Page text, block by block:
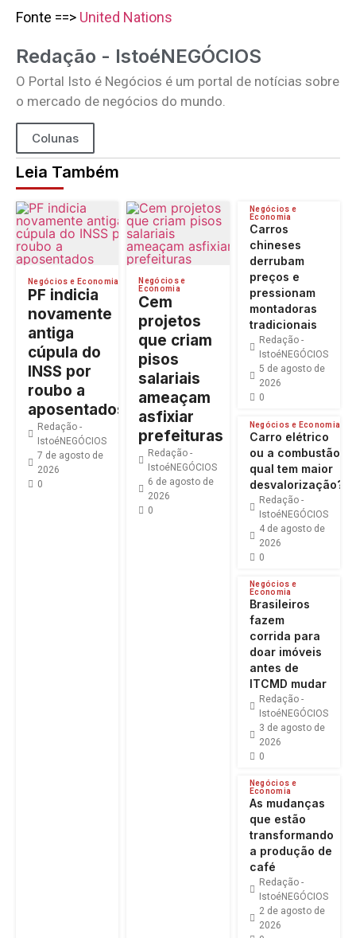
Fonte ==> United Nations
Redação - IstoéNEGÓCIOS
O Portal Isto é Negócios é um portal de notícias sobre
o mercado de negócios do mundo.
Colunas
Leia Também
Negócios e Economia
PF indicia
novamente
antiga
cúpula do
INSS por
roubo a
aposentados
Redação -
IstoéNEGÓCIOS
7 de agosto de
2026
0
Negócios e
Economia
Cem
projetos
que criam
pisos
salariais
ameaçam
asfixiar
prefeituras
Redação -
IstoéNEGÓCIOS
6 de agosto de
2026
0
Negócios e
Economia
Carros
chineses
derrubam
preços e
pressionam
montadoras
tradicionais
Redação -
IstoéNEGÓCIOS
5 de agosto de
2026
0
Negócios e Economia
Carro elétrico
ou a combustão:
qual tem maior
desvalorização?
Redação -
IstoéNEGÓCIOS
4 de agosto de
2026
0
Negócios e
Economia
Brasileiros
fazem
corrida para
doar imóveis
antes de
ITCMD mudar
Redação -
IstoéNEGÓCIOS
3 de agosto de
2026
0
Negócios e
Economia
As mudanças
que estão
transformando
a produção de
café
Redação -
IstoéNEGÓCIOS
2 de agosto de
2026